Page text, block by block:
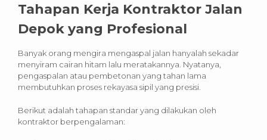
Tahapan Kerja Kontraktor Jalan
Depok yang Profesional
Banyak orang mengira mengaspal jalan hanyalah sekadar
menyiram cairan hitam lalu meratakannya. Nyatanya,
pengaspalan atau pembetonan yang tahan lama
membutuhkan proses rekayasa sipil yang presisi.
Berikut adalah tahapan standar yang dilakukan oleh
kontraktor berpengalaman: